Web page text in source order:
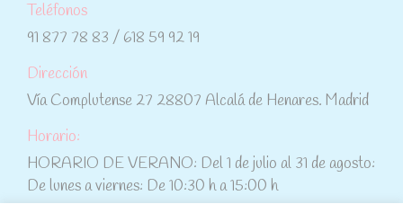
Teléfonos
91 877 78 83 / 618 59 92 19
Dirección
Vía Complutense 27 28807 Alcalá de Henares. Madrid
Horario:
HORARIO DE VERANO: Del 1 de julio al 31 de agosto:
De lunes a viernes: De 10:30 h a 15:00 h